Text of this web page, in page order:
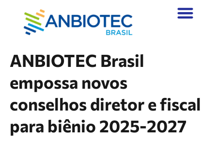
ANBIOTEC Brasil
empossa novos
conselhos diretor e fiscal
para biênio 2025-2027